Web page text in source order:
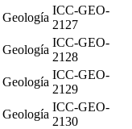
Geología
ICC-GEO-
2127
Geología
ICC-GEO-
2128
Geología
ICC-GEO-
2129
Geología
ICC-GEO-
2130